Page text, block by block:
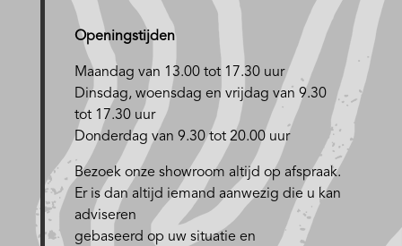
Openingstijden
Maandag van 13.00 tot 17.30 uur
Dinsdag, woensdag en vrijdag van 9.30
tot 17.30 uur
Donderdag van 9.30 tot 20.00 uur
Bezoek onze showroom altijd op afspraak.
Er is dan altijd iemand aanwezig die u kan
adviseren
gebaseerd op uw situatie en